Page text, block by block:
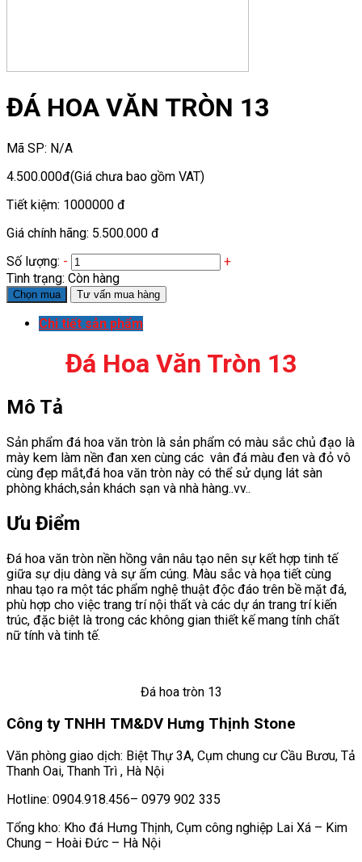
ĐÁ HOA VĂN TRÒN 13
Mã SP: N/A
4.500.000đ(Giá chưa bao gồm VAT)
Tiết kiệm: 1000000 đ
Giá chính hãng: 5.500.000 đ
Số lượng: -
+
Tình trạng: Còn hàng
Chọn mua Tư vấn mua hàng
Chi tiết sản phẩm
Đá Hoa Văn Tròn 13
Mô Tả
Sản phẩm đá hoa văn tròn là sản phẩm có màu sắc chủ đạo là
mày kem làm nền đan xen cùng các vân đá màu đen và đỏ vô
cùng đẹp mắt,đá hoa văn tròn này có thể sử dụng lát sàn
phòng khách,sản khách sạn và nhà hàng..vv..
Ưu Điểm
Đá hoa văn tròn nền hồng vân nâu tạo nên sự kết hợp tinh tế
giữa sự dịu dàng và sự ấm cúng. Màu sắc và họa tiết cùng
nhau tạo ra một tác phẩm nghệ thuật độc đáo trên bề mặt đá,
phù hợp cho việc trang trí nội thất và các dự án trang trí kiến
trúc, đặc biệt là trong các không gian thiết kế mang tính chất
nữ tính và tinh tế.
Đá hoa tròn 13
Công ty TNHH TM&DV Hưng Thịnh Stone
Văn phòng giao dịch: Biệt Thự 3A, Cụm chung cư Cầu Bươu, Tả
Thanh Oai, Thanh Trì , Hà Nội
Hotline: 0904.918.456– 0979 902 335
Tổng kho: Kho đá Hưng Thịnh, Cụm công nghiệp Lai Xá – Kim
Chung – Hoài Đức – Hà Nội